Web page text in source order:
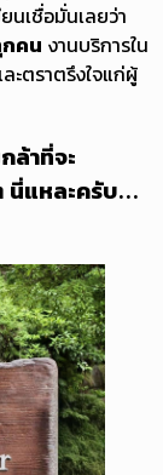
นเชื่อมั่นเลยว่า
กคน งานบริการใน
ะตราตรึงใจแก่ผู้
ล้าที่จะ
นี่แหละครับ...